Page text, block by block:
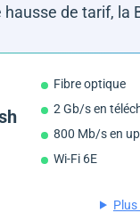
de tarif, la
Fibre optique
2 Gb/s en
800 Mb/s en
Wi-Fi 6E